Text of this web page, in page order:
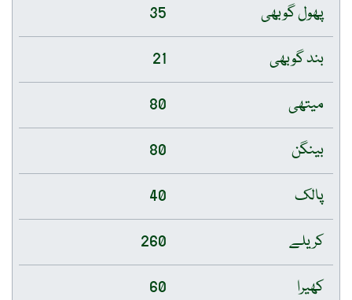
پھول گوبھی
35
بند گوبھی
21
میتھی
80
بینگن
80
پالک
40
کریلے
260
کھیرا
60